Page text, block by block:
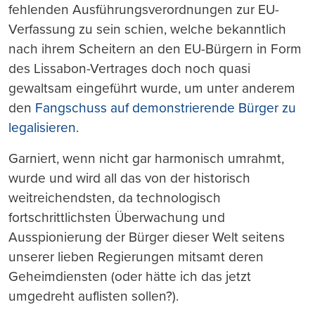
fehlenden Ausführungsverordnungen zur EU-
Verfassung zu sein schien, welche bekanntlich
nach ihrem Scheitern an den EU-Bürgern in Form
des Lissabon-Vertrages doch noch quasi
gewaltsam eingeführt wurde, um unter anderem
den Fangschuss auf demonstrierende Bürger zu
legalisieren.
Garniert, wenn nicht gar harmonisch umrahmt,
wurde und wird all das von der historisch
weitreichendsten, da technologisch
fortschrittlichsten Überwachung und
Ausspionierung der Bürger dieser Welt seitens
unserer lieben Regierungen mitsamt deren
Geheimdiensten (oder hätte ich das jetzt
umgedreht auflisten sollen?).